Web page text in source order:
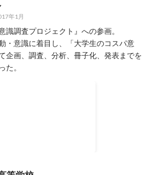
年1月
識調査プロジェクト』への参画。
・意識に着目し、「大学生のコスパ意
企画、調査、分析、冊子化、発表までを
た。